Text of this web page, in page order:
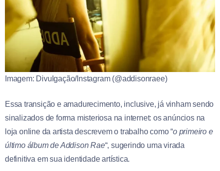
Imagem: Divulgação/Instagram (@addisonraee)
Essa transição e amadurecimento, inclusive, já vinham sendo
sinalizados de forma misteriosa na internet: os anúncios na
loja online da artista descrevem o trabalho como “o primeiro e
último álbum de Addison Rae“, sugerindo uma virada
definitiva em sua identidade artística.